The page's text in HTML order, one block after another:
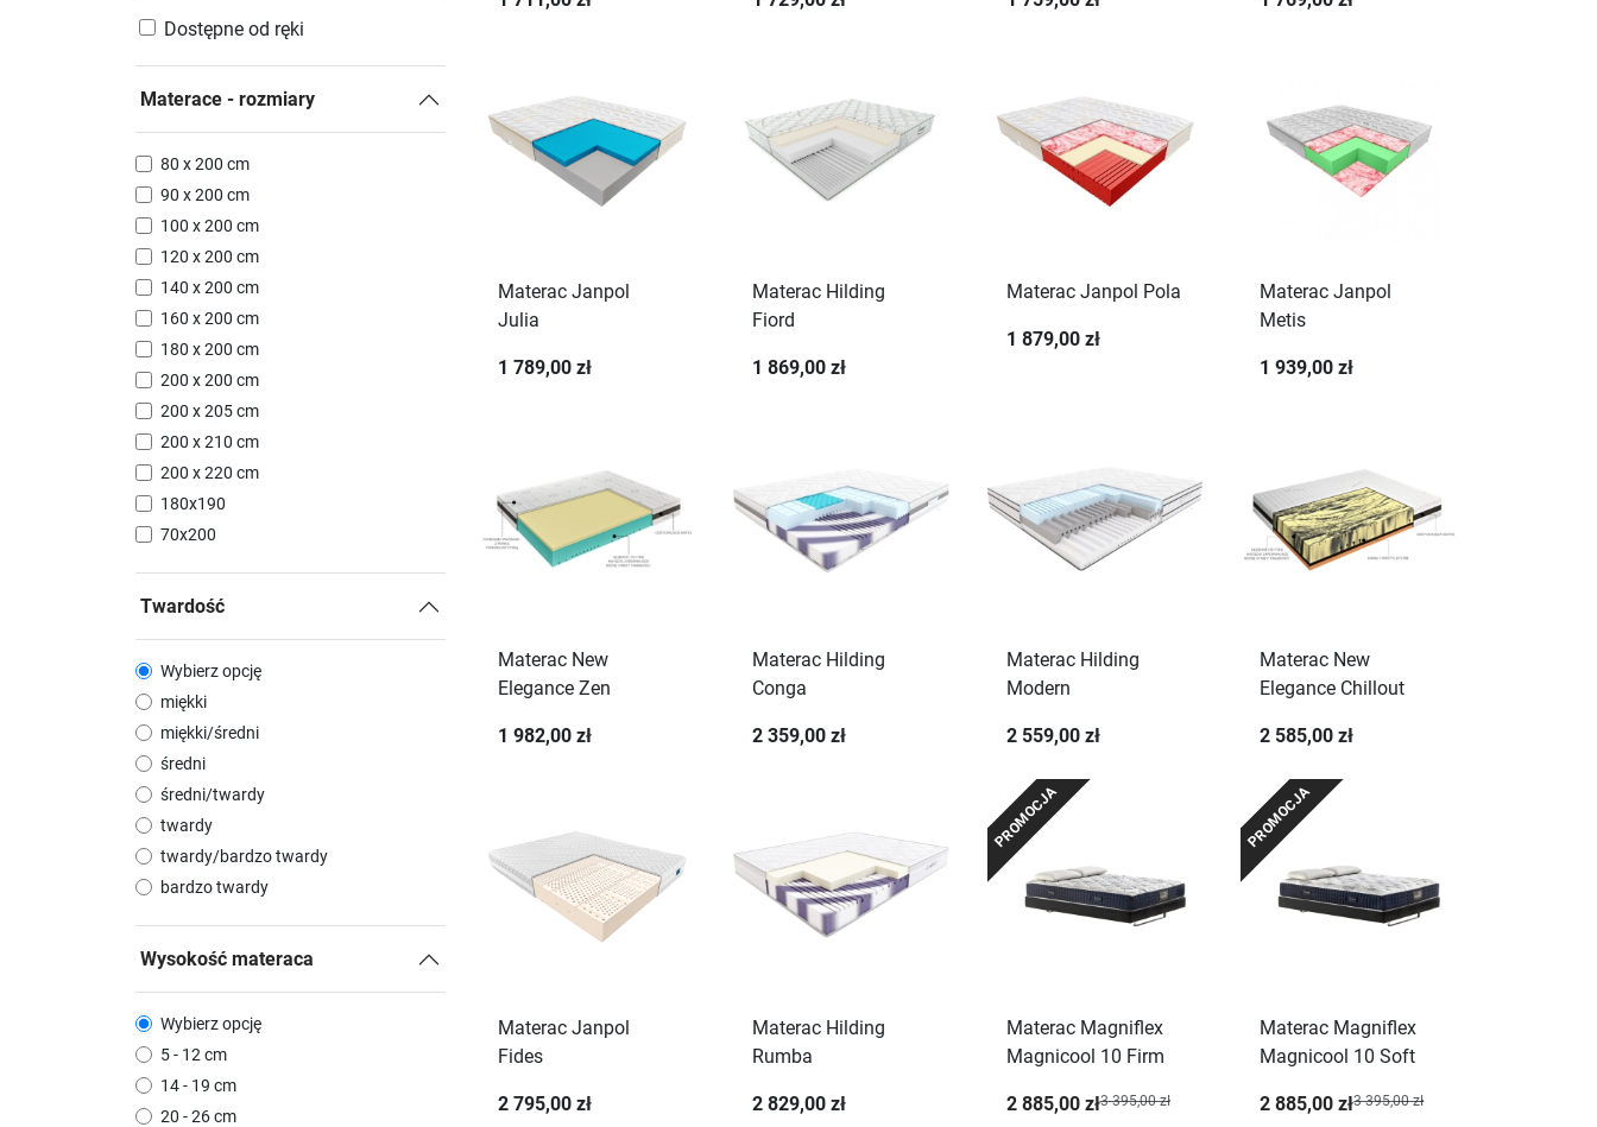
Dostępne od ręki
Materace - rozmiary
80 x 200 cm
90 x 200 cm
100 x 200 cm
120 x 200 cm
140 x 200 cm
160 x 200 cm
180 x 200 cm
200 x 200 cm
200 x 205 cm
200 x 210 cm
200 x 220 cm
180x190
70x200
Twardość
Wybierz opcję
miękki
miękki/średni
średni
średni/twardy
twardy
twardy/bardzo twardy
bardzo twardy
Wysokość materaca
Wybierz opcję
5 - 12 cm
14 - 19 cm
20 - 26 cm
Materac Janpol
Julia
1 789,00 zł
Materac Hilding
Fiord
1 869,00 zł
Materac Janpol Pola
1 879,00 zł
Materac Janpol
Metis
1 939,00 zł
Materac New
Elegance Zen
1 982,00 zł
Materac Hilding
Conga
2 359,00 zł
Materac Hilding
Modern
2 559,00 zł
Materac New
Elegance Chillout
2 585,00 zł
Materac Janpol
Fides
2 795,00 zł
Materac Hilding
Rumba
2 829,00 zł
PROMOCJA
Materac Magniflex
Magnicool 10 Firm
2 885,00 zł3 395,00 zł
PROMOCJA
Materac Magniflex
Magnicool 10 Soft
2 885,00 zł3 395,00 zł